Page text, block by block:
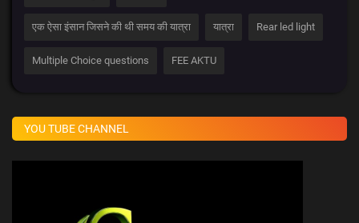
एक ऐसा इंसान जिसने की थी समय की यात्रा यात्रा Rear led light
Multiple Choice questions FEE AKTU
YOU TUBE CHANNEL